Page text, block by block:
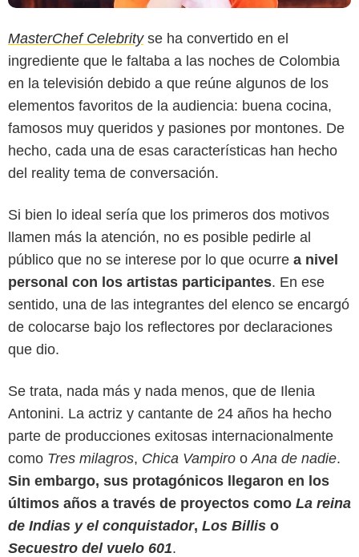
MasterChef Celebrityse ha convertido en el
ingrediente que le faltaba a las noches de Colombia
en la televisión debido a que reúne algunos de los
elementos favoritos de la audiencia: buena cocina,
famosos muy queridos y pasiones por montones. De
hecho, cada una de esas características han hecho
del reality tema de conversación.
Si bien lo ideal sería que los primeros dos motivos
llamen más la atención, no es posible pedirle al
público que no se interese por lo que ocurre a nivel
personal con los artistas participantes. En ese
sentido, una de las integrantes del elenco se encargó
de colocarse bajo los reflectores por declaraciones
que dio.
Se trata, nada más y nada menos, que de Ilenia
Antonini. La actriz y cantante de 24 años ha hecho
parte de producciones exitosas internacionalmente
como Tres milagros, Chica Vampiro o Ana de nadie.
Sin embargo, sus protagónicos llegaron en los
últimos años a través de proyectos como La reina
de Indias y el conquistador, Los Billis o
Secuestro del vuelo 601.
Canal RCN